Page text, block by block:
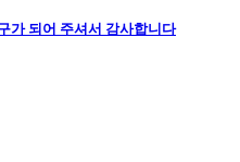
가 되어 주셔서 감사합니다